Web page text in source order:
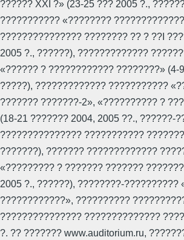
?????? XXI ?» (23-25 ??? 2005 ?.,
??????????? «????????
??????????????? ???????? ?? ? ??I
2005 ?., ??????), ?????????????
«?????? ? ???????????? ????????» (4-
?????), ????????????? ???????????
??????? ???????-2», «?????????? ?
(18-21 ??????? 2004, 2005 ??., ??????-
??????????????? ???????????
???????), ??????? ?????????????
«????????? ? ??????? ???????
2005 ?., ??????), ????????-??????????
????????????», ??????????
??????????????? ??????????????
?. ?? ??????? www.auditorium.ru,